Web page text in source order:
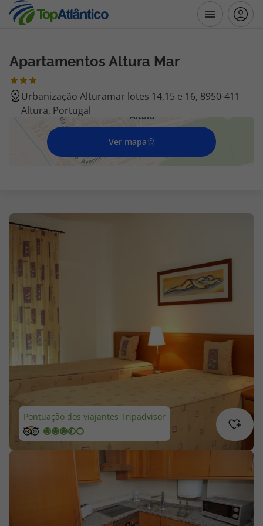
Destinos
Voos
Voos + Hotel
Disneyland ® Paris
Escapadinhas
Cruzeiros
Promoções
Especialistas
Cheque Viagem
Rede de Lojas
Blog TopViagens
Área de Cliente
Apartamentos Altura Mar
Urbanização Alturamar lotes 14,15 e 16, 8950-411
Altura, Portugal
Ver mapa
Pontuação dos viajantes Tripadvisor